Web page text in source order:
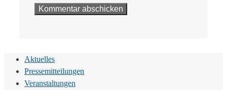
Aktuelles
Pressemitteilungen
Veranstaltungen